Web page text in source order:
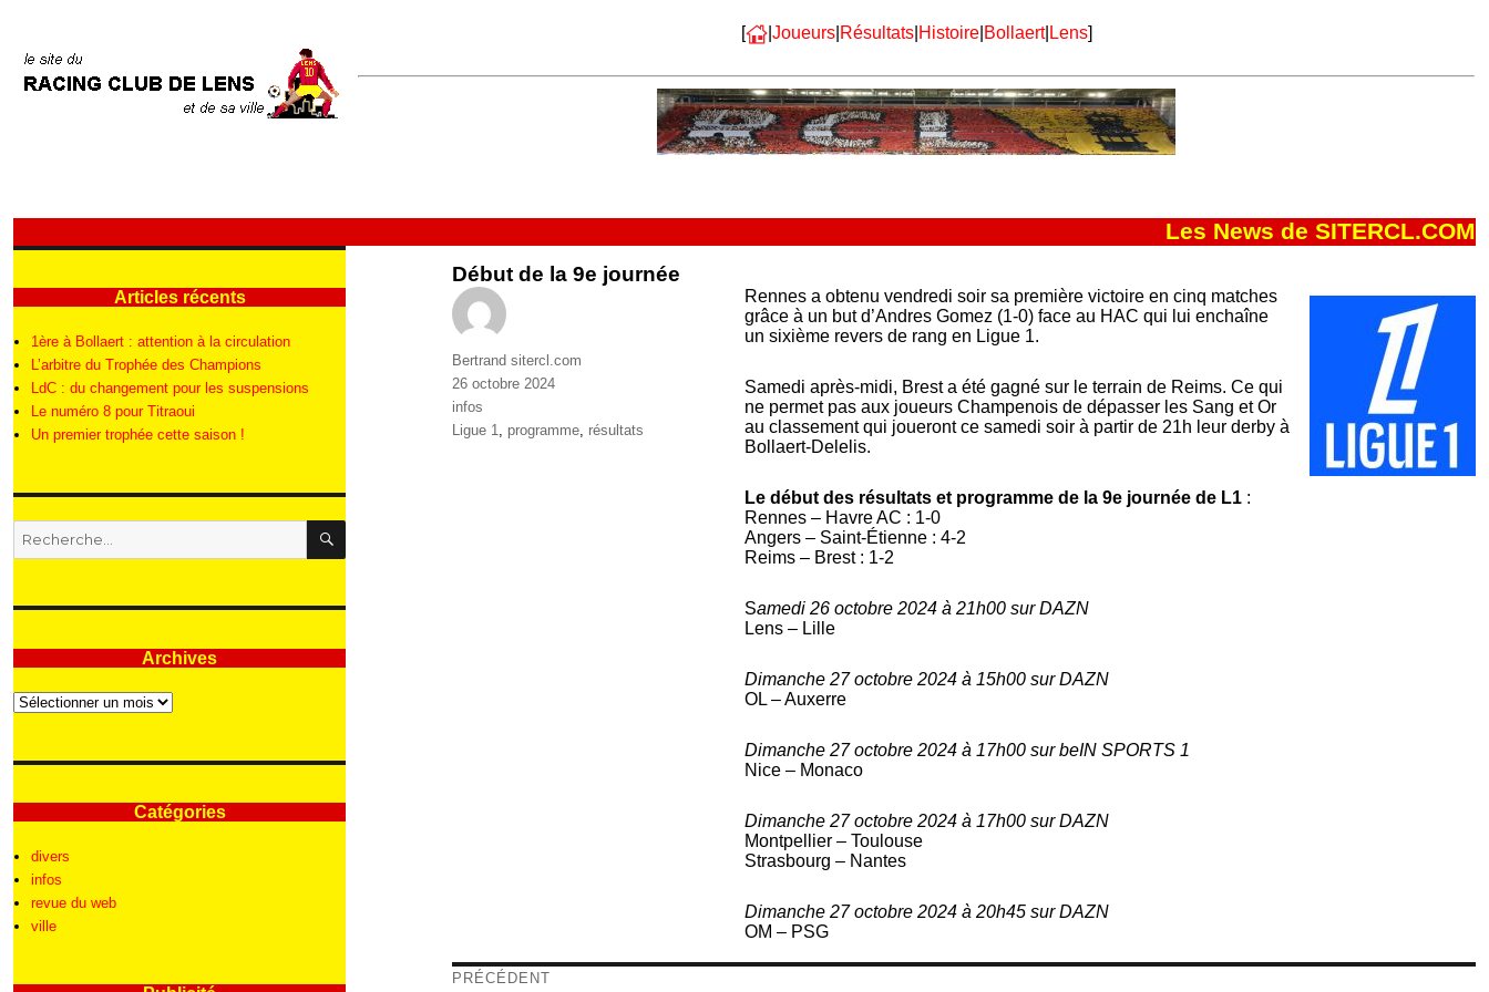
[ | Joueurs| Résultats| Histoire| Bollaert| Lens]
Les News de SITERCL.COM
Début de la 9e journée
Rennes a obtenu vendredi soir sa première victoire en cinq matches
grâce à un but d’Andres Gomez (1-0) face au HAC qui lui enchaîne
un sixième revers de rang en Ligue 1.
Samedi après-midi, Brest a été gagné sur le terrain de Reims. Ce qui
ne permet pas aux joueurs Champenois de dépasser les Sang et Or
au classement qui joueront ce samedi soir à partir de 21h leur derby à
Bollaert-Delelis.
Le début des résultats et programme de la 9e journée de L1 :
Rennes – Havre AC : 1-0
Angers – Saint-Étienne : 4-2
Reims – Brest : 1-2
Samedi 26 octobre 2024 à 21h00 sur DAZN
Lens – Lille
Dimanche 27 octobre 2024 à 15h00 sur DAZN
OL – Auxerre
Dimanche 27 octobre 2024 à 17h00 sur beIN SPORTS 1
Nice – Monaco
Dimanche 27 octobre 2024 à 17h00 sur DAZN
Montpellier – Toulouse
Strasbourg – Nantes
Dimanche 27 octobre 2024 à 20h45 sur DAZN
OM – PSG
Auteur
Bertrand sitercl.com
Publié
le
26 octobre 2024
Catégories
infos
Étiquettes
Ligue 1, programme, résultats
Navigation
PRÉCÉDENT
Articles récents
1ère à Bollaert : attention à la circulation
L’arbitre du Trophée des Champions
LdC : du changement pour les suspensions
Le numéro 8 pour Titraoui
Un premier trophée cette saison !
Recherche
pour
RECHERCHE
Archives
Archives
Catégories
divers
infos
revue du web
ville